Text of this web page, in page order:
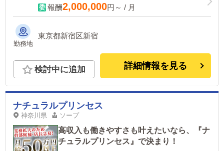
報酬2,000,000円～ / 月
勤務地
東京都新宿区新宿
検討中に追加 詳細情報を見る
ナチュラルプリンセス
神奈川県 ソープ
高収入も働きやすさも叶えたいなら、『ナ
チュラルプリンセス』で決まり！